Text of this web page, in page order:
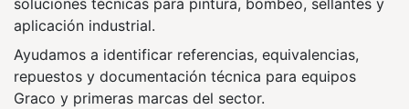
soluciones técnicas para pintura, bombeo, sellantes y
aplicación industrial.
Ayudamos a identificar referencias, equivalencias,
repuestos y documentación técnica para equipos
Graco y primeras marcas del sector.